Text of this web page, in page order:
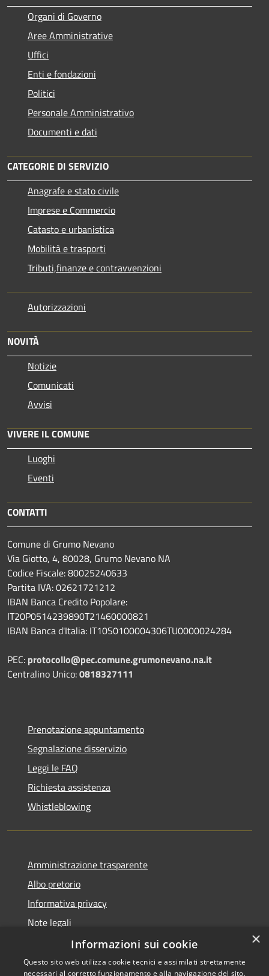
Organi di Governo
Aree Amministrative
Uffici
Enti e fondazioni
Politici
Personale Amministrativo
Documenti e dati
CATEGORIE DI SERVIZIO
Anagrafe e stato civile
Imprese e Commercio
Catasto e urbanistica
Mobilità e trasporti
Tributi,finanze e contravvenzioni
Autorizzazioni
NOVITÀ
Notizie
Comunicati
Avvisi
VIVERE IL COMUNE
Luoghi
Eventi
CONTATTI
Comune di Grumo Nevano
Via Giotto, 4, 80028, Grumo Nevano NA
Codice Fiscale: 80025240633
Partita IVA: 02621721212
IBAN Banca Credito Popolare:
IT20P0514239890T21460000821
IBAN Banca d'Italia: IT10S0100004306TU0000024284
PEC: protocollo@pec.comune.grumonevano.na.it
Centralino Unico:0818327111
Prenotazione appuntamento
Segnalazione disservizio
Leggi le FAQ
Richiesta assistenza
Whistleblowing
Amministrazione trasparente
Albo pretorio
Informativa privacy
Note legali
Dichiarazione di accessibilità
×
Informazioni sui cookie
Questo sito web utilizza cookie tecnici e assimilati strettamente
necessari al corretto funzionamento e alla navigazione del sito,